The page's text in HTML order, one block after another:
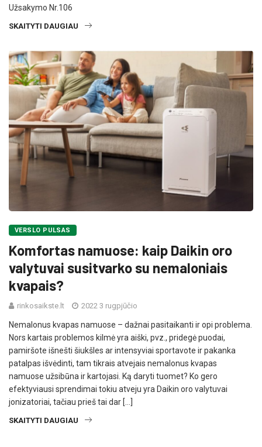
Užsakymo Nr.106
SKAITYTI DAUGIAU
VERSLO PULSAS
Komfortas namuose: kaip Daikin oro
valytuvai susitvarko su nemaloniais
kvapais?
rinkosaikste.lt 2022 3 rugpjūčio
Nemalonus kvapas namuose – dažnai pasitaikanti ir opi problema.
Nors kartais problemos kilmė yra aiški, pvz., pridegė puodai,
pamiršote išnešti šiukšles ar intensyviai sportavote ir pakanka
patalpas išvėdinti, tam tikrais atvejais nemalonus kvapas
namuose užsibūna ir kartojasi. Ką daryti tuomet? Ko gero
efektyviausi sprendimai tokiu atveju yra Daikin oro valytuvai
jonizatoriai, tačiau prieš tai dar […]
SKAITYTI DAUGIAU